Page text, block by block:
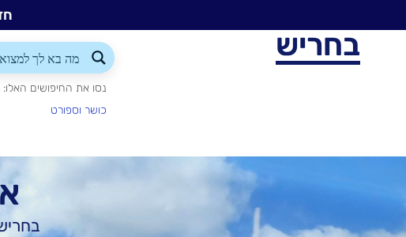
בחריש
נסו את החיפושים האלו:
כושר וספורט